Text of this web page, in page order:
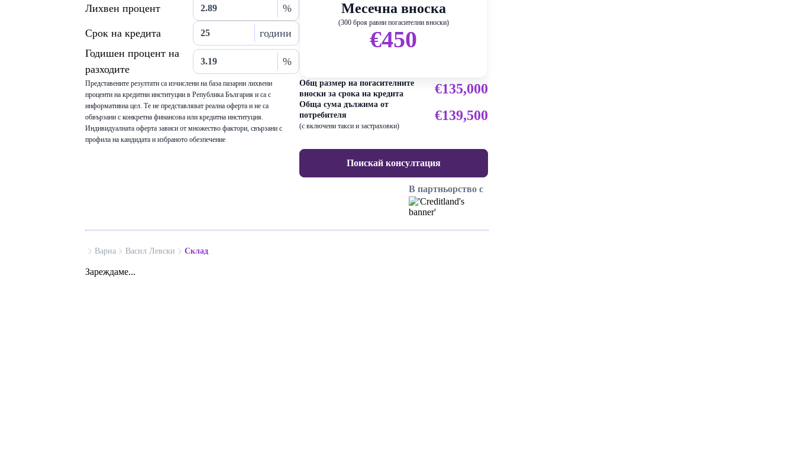
Лихвен процент %
Срок на кредита
години
Годишен процент на
разходите
%
Представените резултати са изчислени на база пазарни лихвени
проценти на кредитни институции в Република България и са с
информативна цел. Те не представляват реална оферта и не са
обвързани с конкретна финансова или кредитна институция.
Индивидуалната оферта зависи от множество фактори, свързани с
профила на кандидата и избраното обезпечение
Месечна вноска
(300 броя равни погасителни вноски)
€450
Общ размер на погасителните
вноски за срока на кредита
€135,000
Обща сума дължима от
потребителя
(с включени такси и застраховки)
€139,500
Поискай консултация
В партньорство с
Варна Васил Левски Склад
Зареждаме...